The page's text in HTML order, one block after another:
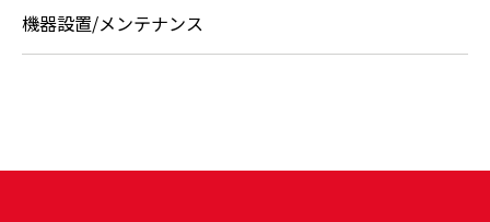
機器設置/メンテナンス